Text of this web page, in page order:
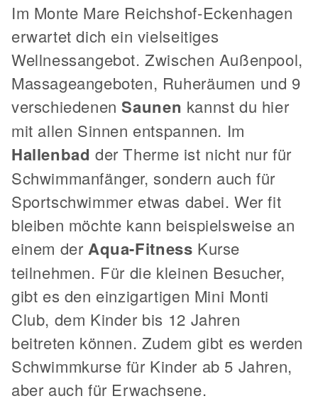
Im Monte Mare Reichshof-Eckenhagen
erwartet dich ein vielseitiges
Wellnessangebot. Zwischen Außenpool,
Massageangeboten, Ruheräumen und 9
verschiedenen Saunen kannst du hier
mit allen Sinnen entspannen. Im
Hallenbad der Therme ist nicht nur für
Schwimmanfänger, sondern auch für
Sportschwimmer etwas dabei. Wer fit
bleiben möchte kann beispielsweise an
einem der Aqua-Fitness Kurse
teilnehmen. Für die kleinen Besucher,
gibt es den einzigartigen Mini Monti
Club, dem Kinder bis 12 Jahren
beitreten können. Zudem gibt es werden
Schwimmkurse für Kinder ab 5 Jahren,
aber auch für Erwachsene.